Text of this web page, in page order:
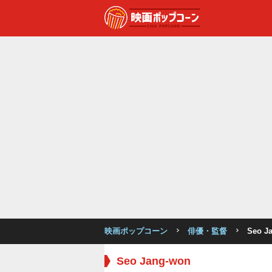
映画ポップコーン 俳優・監督 Seo
Seo Jang-won